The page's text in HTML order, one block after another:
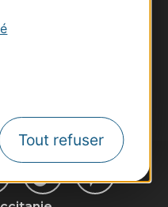
Tout refuser
et de sorties.